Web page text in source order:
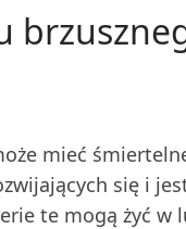
mieć
się i
te mogą żyć w